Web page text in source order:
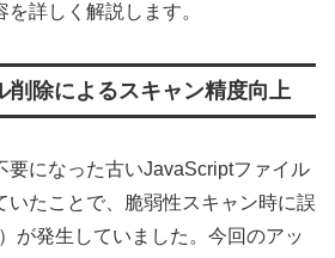
詳しく解説します。
削除によるスキャン精度向上
要になった古いJavaScriptファイル
いたことで、脆弱性スキャン時に誤
が発生していました。今回のアッ